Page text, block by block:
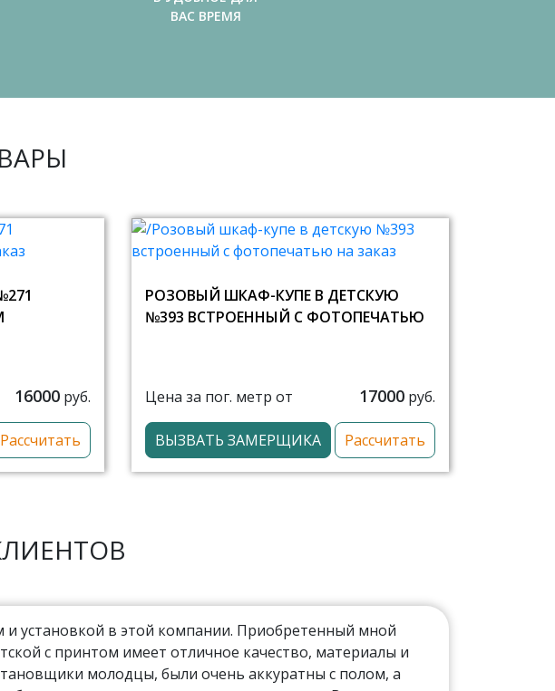
ВАС ВРЕМЯ
16000 руб.
Рассчитать
РОЗОВЫЙ ШКАФ-КУПЕ В ДЕТСКУЮ
№393 ВСТРОЕННЫЙ С ФОТОПЕЧАТЬЮ
Цена за пог. метр от 17000 руб.
ВЫЗВАТЬ ЗАМЕРЩИКА Рассчитать
и установкой в этой компании. Приобретенный мной
с принтом имеет отличное качество, материалы и
молодцы, были очень аккуратны с полом, а